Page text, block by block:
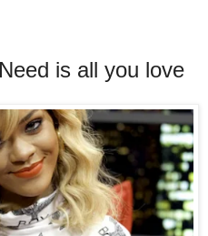
is all you love